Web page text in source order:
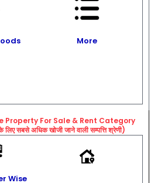
More
Property For Sale & Rent Category
लिए सबसे अधिक खोजी जाने वाली सम्पत्ति श्रेणी)
Wise